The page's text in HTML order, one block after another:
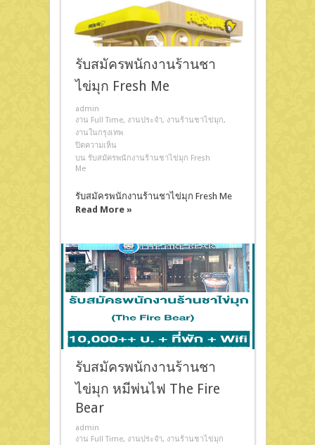
รับสมัครพนักงานร้านชา
ไข่มุก Fresh Me
admin
งาน Full Time, งานประจำ, งานร้านชาไข่มุก,
งานในกรุงเทพ
ปิดความเห็น
บน รับสมัครพนักงานร้านชาไข่มุก Fresh
Me
รับสมัครพนักงานร้านชาไข่มุก Fresh Me
Read More »
รับสมัครพนักงานร้านชา
ไข่มุก หมีพ่นไฟ The Fire
Bear
admin
งาน Full Time, งานประจำ, งานร้านชาไข่มุก